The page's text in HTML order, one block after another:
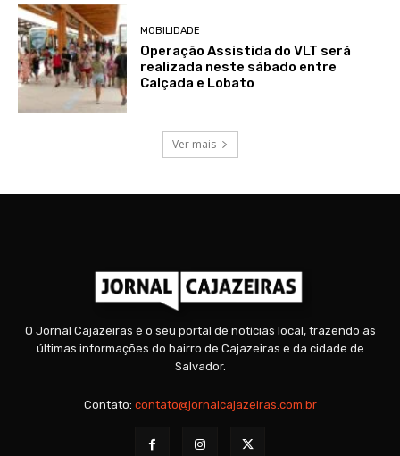
MOBILIDADE
Operação Assistida do VLT será
realizada neste sábado entre
Calçada e Lobato
Ver mais
O Jornal Cajazeiras é o seu portal de notícias local, trazendo as
últimas informações do bairro de Cajazeiras e da cidade de
Salvador.
Contato: contato@jornalcajazeiras.com.br